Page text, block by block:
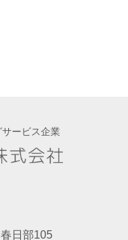
ービス企業
日部105